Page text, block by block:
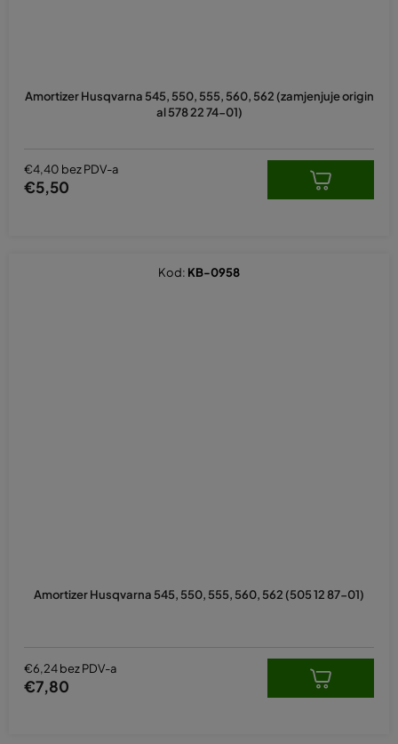
Amortizer Husqvarna 545, 550, 555, 560, 562 (zamjenjuje origin
al 578 22 74-01)
€4,40 bez PDV-a
€5,50
Amortizer Husqvarna 545, 550, 555, 560, 562 (505 12 87-01)
€6,24 bez PDV-a
€7,80
Kod: KB-0958